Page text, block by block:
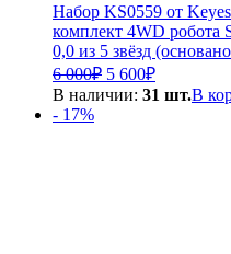
Набор KS0559 от
комплект 4WD робота
0,0 из 5 звёзд
6 000₽ Первоначальная
цена
5 600₽Текущая
цена:
В наличии: 31 шт.В
- 17%